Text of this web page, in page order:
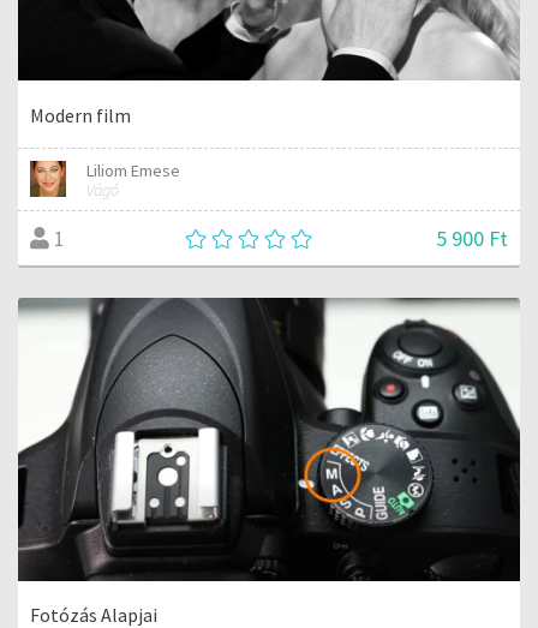
Modern film
Liliom Emese
Vágó
1 5 900 Ft
Fotózás Alapjai